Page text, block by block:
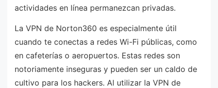
actividades en línea permanezcan privadas.
La VPN de Norton360 es especialmente útil
cuando te conectas a redes Wi-Fi públicas, como
en cafeterías o aeropuertos. Estas redes son
notoriamente inseguras y pueden ser un caldo de
cultivo para los hackers. Al utilizar la VPN de